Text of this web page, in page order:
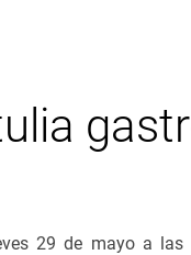
29 de mayo a